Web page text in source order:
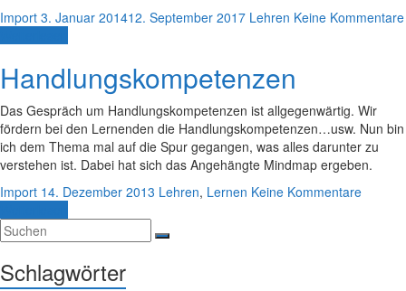
Import 3. Januar 201412. September 2017 Lehren Keine Kommentare
Handlungskompetenzen
Das Gespräch um Handlungskompetenzen ist allgegenwärtig. Wir
fördern bei den Lernenden die Handlungskompetenzen…usw. Nun bin
ich dem Thema mal auf die Spur gegangen, was alles darunter zu
verstehen ist. Dabei hat sich das Angehängte Mindmap ergeben.
Import 14. Dezember 2013 Lehren, Lernen Keine Kommentare
Schlagwörter